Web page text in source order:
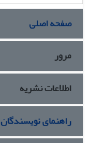
صفحه اصلی
مرور
اطلاعات نشریه
راهنمای نویسندگان